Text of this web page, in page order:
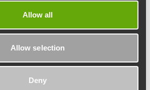
Allow all
Allow selection
Deny